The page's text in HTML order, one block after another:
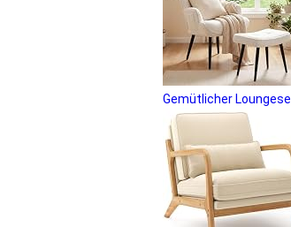
Gemütlicher